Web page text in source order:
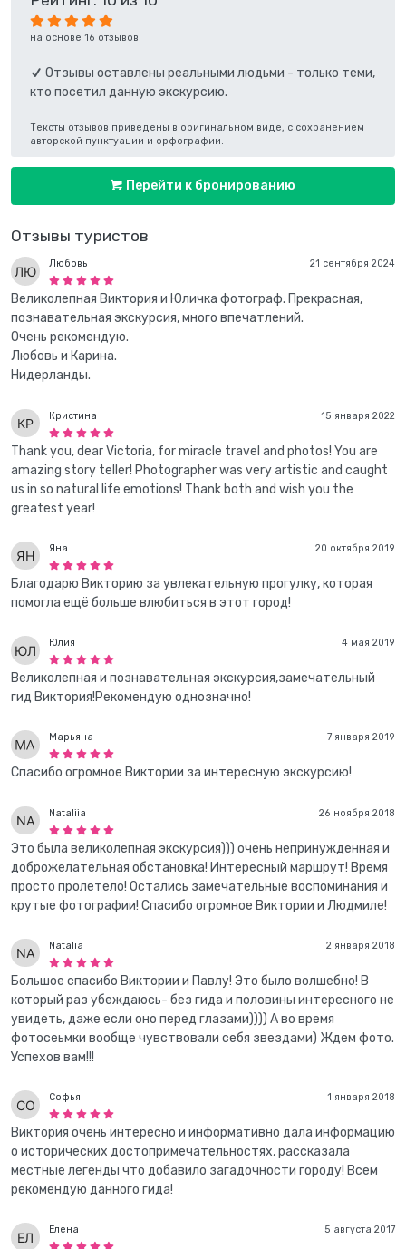
Отзывы туристов
21 сентября 2024
Любовь
Великолепная Виктория и Юличка фотограф. Прекрасная,
познавательная экскурсия, много впечатлений.
Очень рекомендую.
Любовь и Карина.
Нидерланды.
15 января 2022
Кристина
Thank you, dear Victoria, for miracle travel and photos! You are
amazing story teller! Photographer was very artistic and caught
us in so natural life emotions! Thank both and wish you the
greatest year!
20 октября 2019
Яна
Благодарю Викторию за увлекательную прогулку, которая
помогла ещё больше влюбиться в этот город!
4 мая 2019
Юлия
Великолепная и познавательная экскурсия,замечательный
гид Виктория!Рекомендую однозначно!
7 января 2019
Марьяна
Спасибо огромное Виктории за интересную экскурсию!
26 ноября 2018
Nataliia
Это была великолепная экскурсия))) очень непринужденная и
доброжелательная обстановка! Интересный маршрут! Время
просто пролетело! Остались замечательные воспоминания и
крутые фотографии! Спасибо огромное Виктории и Людмиле!
2 января 2018
Natalia
Большое спасибо Виктории и Павлу! Это было волшебно! В
который раз убеждаюсь- без гида и половины интересного не
увидеть, даже если оно перед глазами)))) А во время
фотосеьмки вообще чувствовали себя звездами) Ждем фото.
Успехов вам!!!
1 января 2018
Софья
Виктория очень интересно и информативно дала информацию
о исторических достопримечательностях, рассказала
местные легенды что добавило загадочности городу! Всем
рекомендую данного гида!
5 августа 2017
Елена
на основе 16 отзывов
Отзывы оставлены реальными людьми - только теми,
кто посетил данную экскурсию.
Тексты отзывов приведены в оригинальном виде, с сохранением
авторской пунктуации и орфографии.
Перейти к бронированию